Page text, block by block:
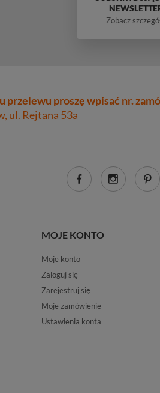
Zobacz
przelewu proszę wpisać nr.
ul. Rejtana 53a
MOJE KONTO
Moje konto
Zaloguj się
Zarejestruj się
Moje zamówienie
Ustawienia konta